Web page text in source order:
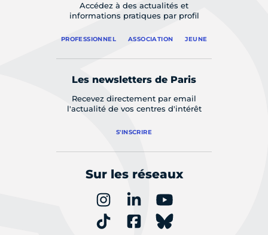
Accédez à des actualités et
informations pratiques par profil
PROFESSIONNEL ASSOCIATION JEUNE
Les newsletters de Paris
Recevez directement par email
l'actualité de vos centres d'intérêt
S'INSCRIRE
Sur les réseaux